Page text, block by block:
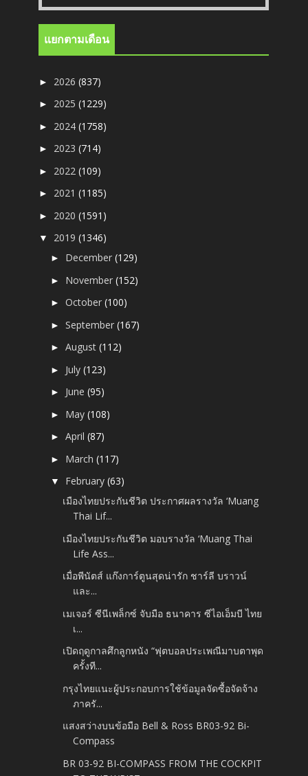
แยกตามเดือน
► 2026(837)
► 2025(1229)
► 2024(1758)
► 2023(714)
► 2022(109)
► 2021(1185)
► 2020(1591)
▼ 2019(1346)
► December(129)
► November(152)
►October(100)
►September(167)
►August(112)
► July(123)
► June(95)
► May(108)
►April(87)
► March(117)
▼ February(63)
เมืองไทยประกันชีวิต ประกาศผลรางวัล ‘Muang
Thai Lif...
เมืองไทยประกันชีวิต มอบรางวัล ‘Muang Thai
Life Ass...
เมื่อพีนัตส์ แก๊งการ์ตูนสุดน่ารัก ชาร์ลี บราวน์
และ...
เมเจอร์ ซีนีเพล็กซ์ จับมือ ธนาคาร ซีไอเอ็มบี ไทย
เ...
เปิดฤดูกาลศึกลูกหนัง “ฟุตบอลประเพณีมาบตาพุด
ครั้งที...
กรุงไทยแนะผู้ประกอบการใช้ข้อมูลจัดซื้อจัดจ้าง
ภาครั...
แสงสว่างบนข้อมือ Bell & Ross BR03-92 Bi-
Compass
BR 03-92 BI-COMPASS FROM THE COCKPIT